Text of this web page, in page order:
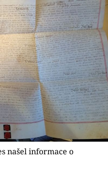
našel informace o